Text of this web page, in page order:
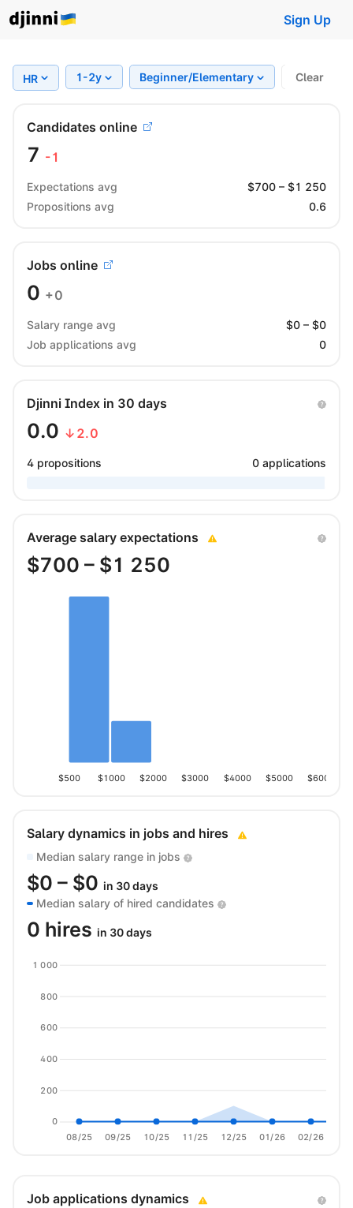
Sign Up
HR 1-2y Beginner/Elementary Region
Clear
Candidates online
7 -1
Expectations avg $700 – $1 250
Propositions avg
0.6
Jobs online
0 +0
Salary range avg $0 – $0
Job applications avg
0
Djinni Index in 30 days
0.0 ↓2.0
4 propositions 0 applications
Average salary expectations
$700 – $1 250
$500 $1000 $2000 $3000 $4000 $5000 $6000
Salary dynamics in jobs and hires
Median salary range in jobs
$0 – $0 in 30 days
Median salary of hired candidates
0 hires in 30 days
08/25 09/25 10/25 11/25 12/25 01/26 02/26
0
200
400
600
800
1 000
Job applications dynamics